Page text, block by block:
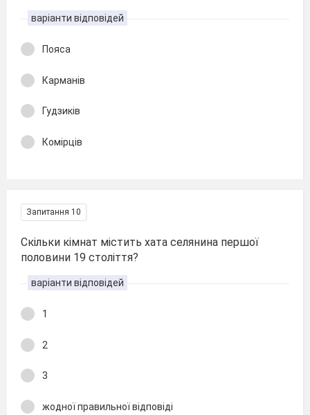
варіанти відповідей
Пояса
Карманів
Гудзиків
Комірців
Запитання 10
Скільки кімнат містить хата селянина першої
половини 19 століття?
варіанти відповідей
1
2
3
жодної правильної відповіді